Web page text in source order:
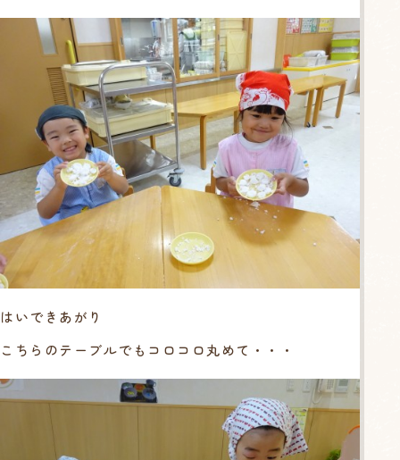
はいできあがり
こちらのテーブルでもコロコロ丸めて・・・